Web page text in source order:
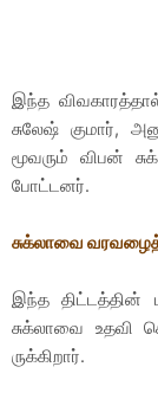
இந்த விவகாரத்தால்
சுலேஷ் குமார்,
மூவரும் விபன்
போட்டனர்.
சுக்லாவை
இந்த திட்டத்தின்
சுக்லாவை உதவி
ருக்கிறார்.